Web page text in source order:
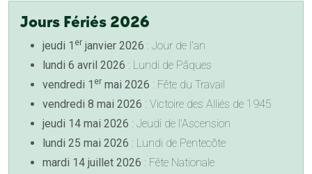
Jours Fériés 2026
jeudi 1 er janvier 2026 : Jour de l'an
lundi 6 avril 2026 : Lundi de Pâques
vendredi 1 er mai 2026 : Fête du Travail
vendredi 8 mai 2026 : Victoire des Alliés de 1945
jeudi 14 mai 2026 : Jeudi de l'Ascension
lundi 25 mai 2026 : Lundi de Pentecôte
mardi 14 juillet 2026 : Fête Nationale